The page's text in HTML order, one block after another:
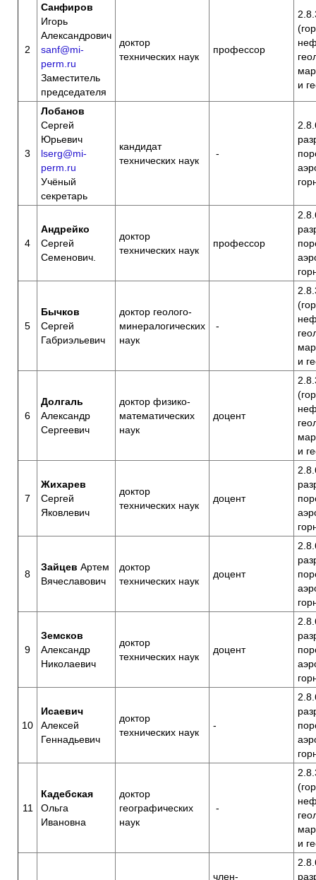
2
Санфиров
Игорь
Александрович
sanf@mi-
perm.ru
Заместитель
председателя
доктор
технических наук
профессор
и
3
Лобанов
Сергей
Юрьевич
lserg@mi-
perm.ru
Учёный
секретарь
кандидат
технических наук
-
4
Андрейко
Сергей
Семенович.
доктор
технических наук
профессор
5
Бычков
Сергей
Габриэльевич
доктор геолого-
минералогических
наук
-
и
6
Долгаль
Александр
Сергеевич
доктор физико-
математических
наук
доцент
и
7
Жихарев
Сергей
Яковлевич
доктор
технических наук
доцент
8
Зайцев Артем
Вячеславович
доктор
технических наук
доцент
9
Земсков
Александр
Николаевич
доктор
технических наук
доцент
10
Исаевич
Алексей
Геннадьевич
доктор
технических наук
-
11
Кадебская
Ольга
Ивановна
доктор
географических
наук
-
и
член-